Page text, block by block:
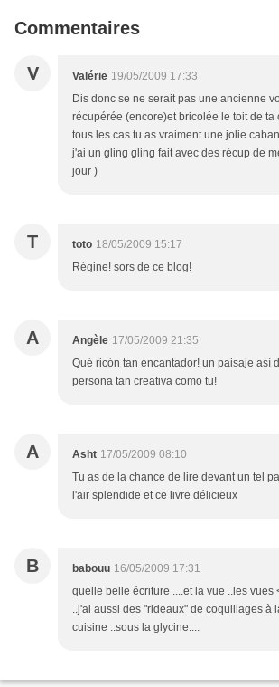
Commentaires
V Valérie 19/05/2009 17:33
Dis donc se ne serait pas une ancienne
récupérée (encore)et bricolée le toit de ta
tous les cas tu as vraiment une jolie
j'ai un gling gling fait avec des récup de
jour )
T toto 18/05/2009 15:17
Régine! sors de ce blog!
A Angèle 17/05/2009 21:35
Qué ricón tan encantador! un paisaje así
persona tan creativa como tu!
A Asht 17/05/2009 08:10
Tu as de la chance de lire devant un tel
l'air splendide et ce livre délicieux
B babouu 16/05/2009 17:31
quelle belle écriture ....et la vue ..les vues
..j'ai aussi des "rideaux" de coquillages à
cuisine ..sous la glycine....